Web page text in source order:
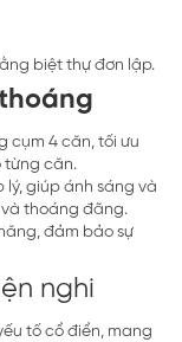
biệt thự đơn lập.
cụm 4 căn, tối ưu
từng căn.
lý, giúp ánh sáng và
thoáng đãng.
đảm bảo sự
nghi
tố cổ điển, mang